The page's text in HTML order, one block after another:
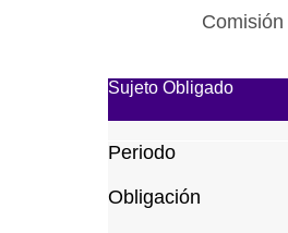
Sujeto Obligado
Periodo
Obligación